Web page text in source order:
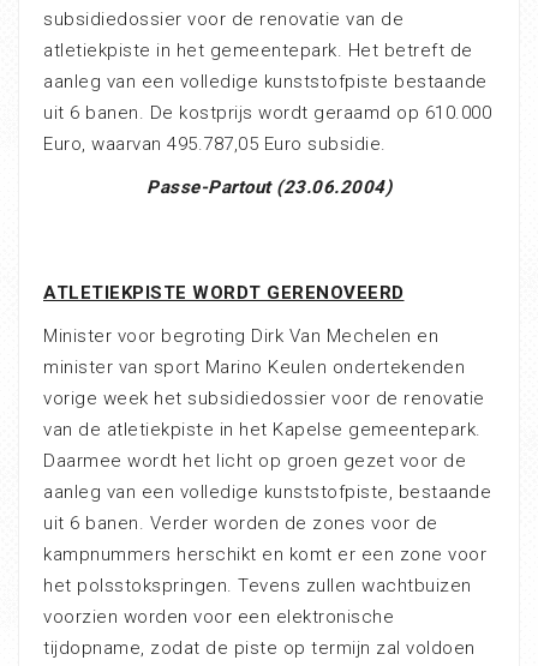
subsidiedossier voor de renovatie van de
atletiekpiste in het gemeentepark. Het betreft de
aanleg van een volledige kunststofpiste bestaande
uit 6 banen. De kostprijs wordt geraamd op 610.000
Euro, waarvan 495.787,05 Euro subsidie.
Passe-Partout (23.06.2004)
ATLETIEKPISTE WORDT GERENOVEERD
Minister voor begroting Dirk Van Mechelen en
minister van sport Marino Keulen ondertekenden
vorige week het subsidiedossier voor de renovatie
van de atletiekpiste in het Kapelse gemeentepark.
Daarmee wordt het licht op groen gezet voor de
aanleg van een volledige kunststofpiste, bestaande
uit 6 banen. Verder worden de zones voor de
kampnummers herschikt en komt er een zone voor
het polsstokspringen. Tevens zullen wachtbuizen
voorzien worden voor een elektronische
tijdopname, zodat de piste op termijn zal voldoen